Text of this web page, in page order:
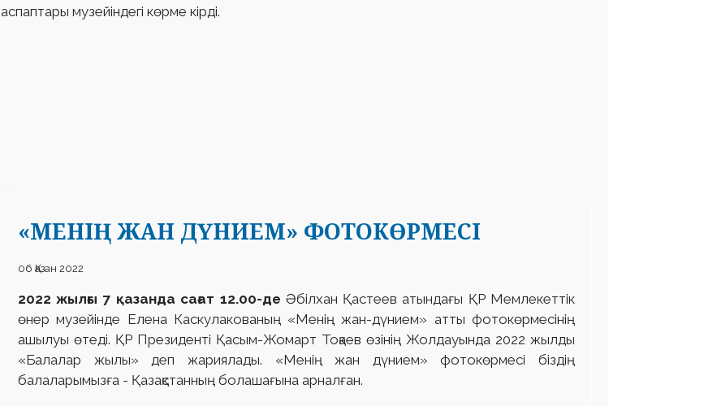
аспаптары музейіндегі көрме кірді.
«МЕНІҢ ЖАН ДҮНИЕМ» ФОТОКӨРМЕСІ
06 Қазан 2022
2022 жылғы 7 қазанда сағат 12.00-де Әбілхан Қастеев атындағы ҚР Мемлекеттік
өнер музейінде Елена Каскулакованың «Менің жан-дүнием» атты фотокөрмесінің
ашылуы өтеді. ҚР Президенті Қасым-Жомарт Тоқаев өзінің Жолдауында 2022 жылды
«Балалар жылы» деп жариялады. «Менің жан дүнием» фотокөрмесі біздің
балаларымызға - Қазақстанның болашағына арналған.